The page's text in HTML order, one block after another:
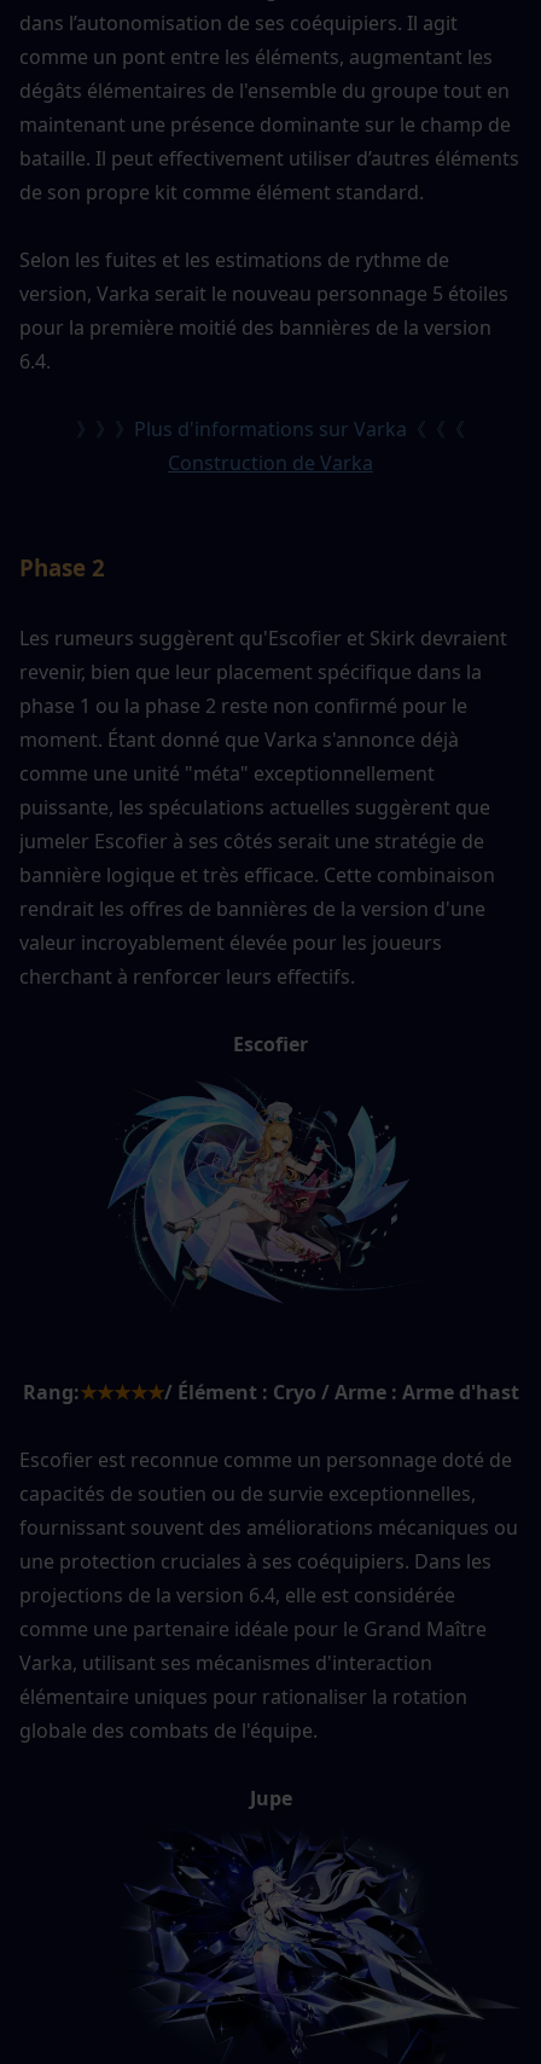
dans l’autonomisation de ses coéquipiers. Il agit
comme un pont entre les éléments, augmentant les
dégâts élémentaires de l'ensemble du groupe tout en
maintenant une présence dominante sur le champ de
bataille. Il peut effectivement utiliser d’autres éléments
de son propre kit comme élément standard.
Selon les fuites et les estimations de rythme de
version, Varka serait le nouveau personnage 5 étoiles
pour la première moitié des bannières de la version
6.4.
》》》Plus d'informations sur Varka《《《
Construction de Varka
Phase 2
Les rumeurs suggèrent qu'Escofier et Skirk devraient
revenir, bien que leur placement spécifique dans la
phase 1 ou la phase 2 reste non confirmé pour le
moment. Étant donné que Varka s'annonce déjà
comme une unité "méta" exceptionnellement
puissante, les spéculations actuelles suggèrent que
jumeler Escofier à ses côtés serait une stratégie de
bannière logique et très efficace. Cette combinaison
rendrait les offres de bannières de la version d'une
valeur incroyablement élevée pour les joueurs
cherchant à renforcer leurs effectifs.
Escofier
Rang:★★★★★/ Élément : Cryo / Arme : Arme d'hast
Escofier est reconnue comme un personnage doté de
capacités de soutien ou de survie exceptionnelles,
fournissant souvent des améliorations mécaniques ou
une protection cruciales à ses coéquipiers. Dans les
projections de la version 6.4, elle est considérée
comme une partenaire idéale pour le Grand Maître
Varka, utilisant ses mécanismes d'interaction
élémentaire uniques pour rationaliser la rotation
globale des combats de l'équipe.
Jupe